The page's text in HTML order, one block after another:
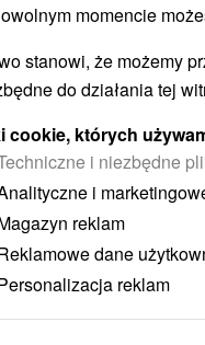
momencie
stanowi, że możemy
do działania tej
cookie, których
i niezbędne
i
reklam
dane
reklam